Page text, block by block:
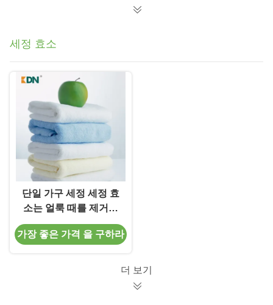
세정 효소
단일 가구 세정 세정 효
소는 얼룩 때를 제거합
니다
가장 좋은 가격 을 구하라
더 보기